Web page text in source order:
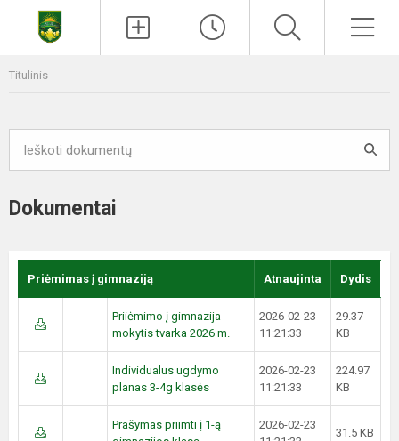
Titulinis
Dokumentai
Priėmimas į gimnaziją Atnaujinta Dydis
Priiėmimo į gimnazija
mokytis tvarka 2026 m.
2026-02-23
11:21:33
29.37
KB
Individualus ugdymo
planas 3-4g klasės
2026-02-23
11:21:33
224.97
KB
Prašymas priimti į 1-ą
2026-02-23
31.5 KB